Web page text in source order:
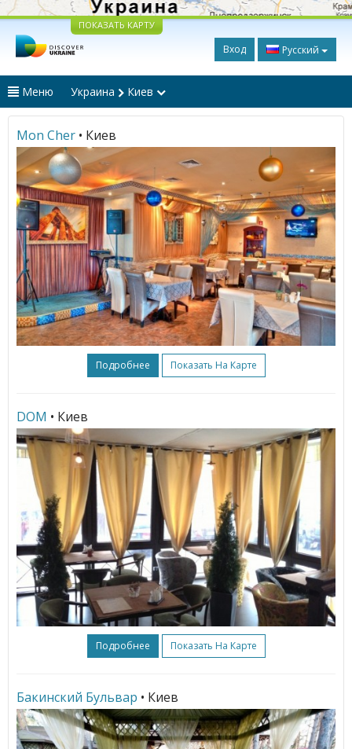
ПОКАЗАТЬ КАРТУ
Вход Русский
Меню Украина Киев
Mon Cher • Киев
Подробнее Показать На Карте
DOM • Киев
Подробнее Показать На Карте
Бакинский Бульвар • Киев